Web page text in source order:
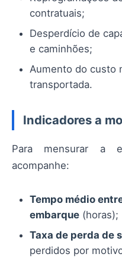
contratuais;
Desperdício de
e caminhões;
Aumento do custo
transportada.
Indicadores a
Para mensurar a
acompanhe:
Tempo médio
embarque (horas);
Taxa de perda de
perdidos por